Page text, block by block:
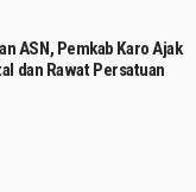
ASN, Pemkab Karo Ajak
dan Rawat Persatuan